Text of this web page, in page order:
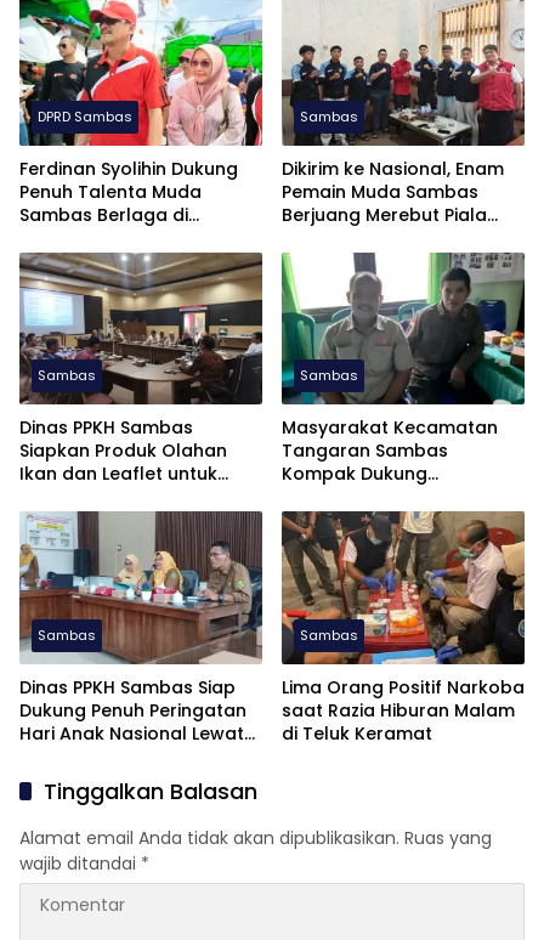
DPRD Sambas
Ferdinan Syolihin Dukung
Penuh Talenta Muda
Sambas Berlaga di
Sambas
Dikirim ke Nasional, Enam
Pemain Muda Sambas
Berjuang Merebut Piala
Jatim
Sambas
Dinas PPKH Sambas
Siapkan Produk Olahan
Ikan dan Leaflet untuk
Sambas
Masyarakat Kecamatan
Tangaran Sambas
Kompak Dukung
III untuk Perkuat Aspirasi
Perbatasan
Sambas
Dinas PPKH Sambas Siap
Dukung Penuh Peringatan
Hari Anak Nasional Lewat
Sambas
Lima Orang Positif Narkoba
saat Razia Hiburan Malam
di Teluk Keramat
Tinggalkan Balasan
Alamat email Anda tidak akan dipublikasikan. Ruas yang
wajib ditandai *